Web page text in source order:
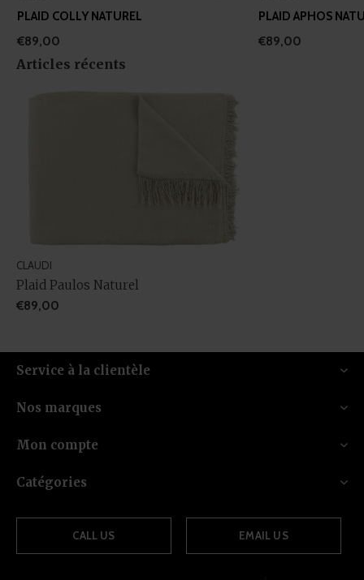
PLAID COLLY NATUREL
€89,00
PLAID APHOS
€89,00
Articles récents
CLAUDI
Plaid Paulos Naturel
€89,00
Service à la clientèle
Nos marques
Mon compte
Catégories
CALL US EMAIL US